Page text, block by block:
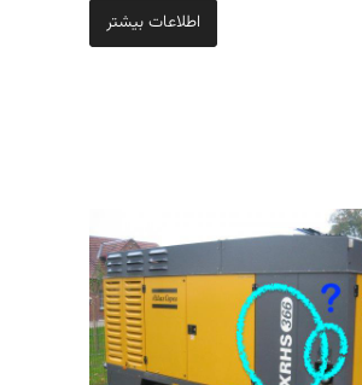
اطلاعات بیشتر